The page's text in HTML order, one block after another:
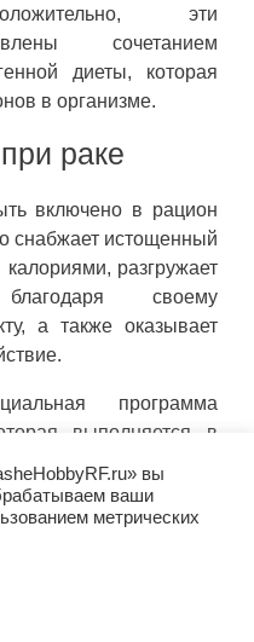
эти
сочетанием
диеты, которая
в организме.
раке
включено в рацион
снабжает истощенный
разгружает
своему
а также оказывает
программа
выполняется в
подпитывая
кетонами,
эпилепсии
вы
ваши
метрических